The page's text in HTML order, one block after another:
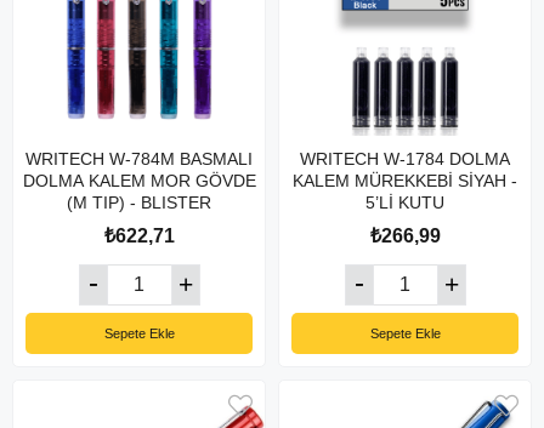
WRITECH W-784M BASMALI
DOLMA KALEM MOR GÖVDE
(M TIP) - BLISTER
₺622,71
Sepete Ekle
WRITECH W-1784 DOLMA
KALEM MÜREKKEBİ SİYAH -
5’Lİ KUTU
₺266,99
Sepete Ekle